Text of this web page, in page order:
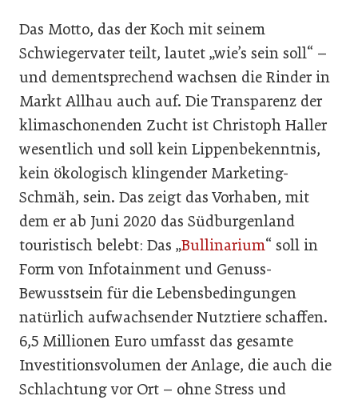
Das Motto, das der Koch mit seinem
Schwiegervater teilt, lautet „wie’s sein soll“ –
und dementsprechend wachsen die Rinder in
Markt Allhau auch auf. Die Transparenz der
klimaschonenden Zucht ist Christoph Haller
wesentlich und soll kein Lippenbekenntnis,
kein ökologisch klingender Marketing-
Schmäh, sein. Das zeigt das Vorhaben, mit
dem er ab Juni 2020 das Südburgenland
touristisch belebt: Das „Bullinarium“ soll in
Form von Infotainment und Genuss-
Bewusstsein für die Lebensbedingungen
natürlich aufwachsender Nutztiere schaffen.
6,5 Millionen Euro umfasst das gesamte
Investitionsvolumen der Anlage, die auch die
Schlachtung vor Ort – ohne Stress und